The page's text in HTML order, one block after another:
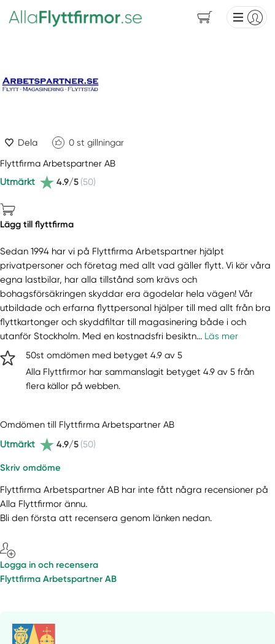
Dela 0 st gillningar
Flyttfirma Arbetspartner AB
Utmärkt
4.9/5 (50)
Lägg till flyttfirma
Sedan 1994 har vi på Flyttfirma Arbetspartner hjälpt
privatpersoner och företag med allt vad gäller flytt. Vi kör våra
egna lastbilar, har alla tillstånd som krävs och
bohagsförsäkringen skyddar era ägodelar hela vägen! Vår
utbildade och erfarna flyttpersonal hjälper till med allt från bra
flyttkartonger och skyddfiltar till magasinering både i och
utanför Stockholm. Med en kostnadsfri besiktn... Läs mer
50st omdömen med betyget 4.9 av 5
Alla Flyttfirmor har sammanslagit betyget 4.9 av 5 från
flera källor på webben.
Omdömen till Flyttfirma Arbetspartner AB
Utmärkt
4.9/5 (50)
Skriv omdöme
Flyttfirma Arbetspartner AB har inte fått några recensioner på
Alla Flyttfirmor ännu.
Bli den första att recensera genom länken nedan.
Logga in och recensera
Flyttfirma Arbetspartner AB